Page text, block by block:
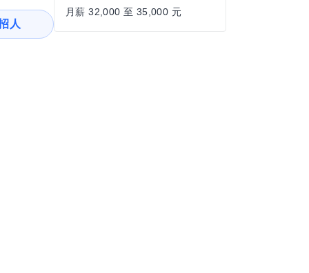
人
月薪 32,000 至 35,000 元